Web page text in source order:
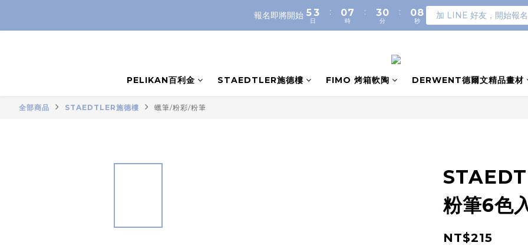
報名即將開始 5
4
0
3
2
日
:
07
6
2
時
:
3
2
0
分
:
08
7
3
秒
加 LINE 好友，開始報名
PELIKAN百利金 STAEDTLER施德樓 FIMO 烤箱軟陶 DERWENT德爾文精品畫材
全部商品 STAEDTLER施德樓 蠟筆/粉彩/粉筆
粉筆6色
NT$215